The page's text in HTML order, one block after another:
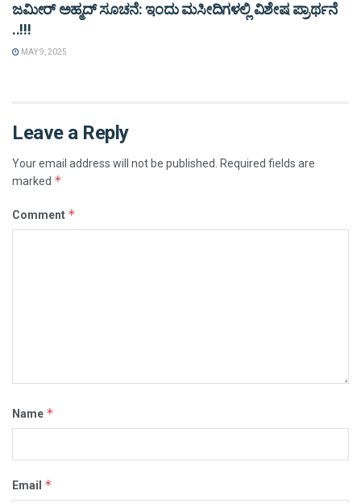
ಜಮೀರ್ ಅಹ್ಮದ್ ಸೂಚನೆ: ಇಂದು ಮಸೀದಿಗಳಲ್ಲಿ ವಿಶೇಷ ಪ್ರಾರ್ಥನೆ
..!!!
MAY 9, 2025
Leave a Reply
Your email address will not be published. Required fields are
marked *
Comment *
Name *
Email *